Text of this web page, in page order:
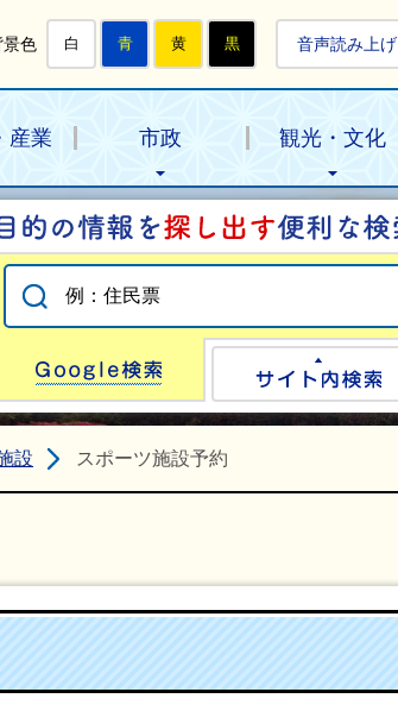
景色 白 青 黄 黒 音声読み上げ
産業 市政 観光・文化
Google検索
設 スポーツ施設予約